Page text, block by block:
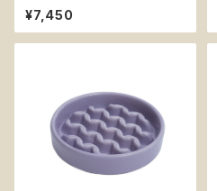
スリップ エンリッチメント 犬 知
育 スローフィーダー 早食い防
¥7,450